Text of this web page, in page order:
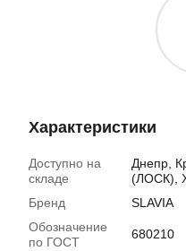
Характеристики
Доступно на
складе
Днепр,
(ЛОСК),
Бренд
SLAVIA
Обозначение
по ГОСТ
680210